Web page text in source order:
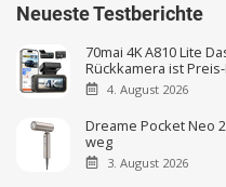
Neueste Testberichte
70mai 4K A810 Lite
Rückkamera ist
4. August 2026
Dreame Pocket Neo
weg
3. August 2026